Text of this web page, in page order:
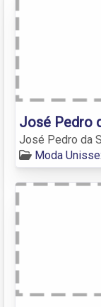
José Pedro
José Pedro da
Moda